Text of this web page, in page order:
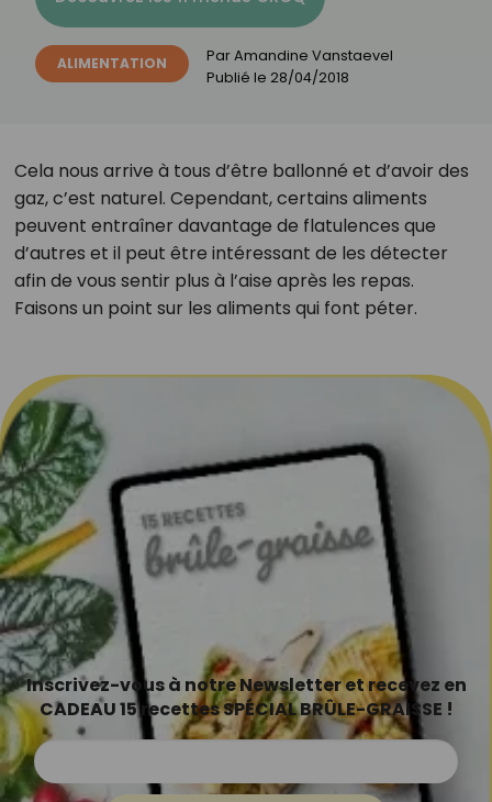
ALIMENTATION ParAmandine Vanstaevel
Publié le 28/04/2018
Cela nous arrive à tous d’être ballonné et d’avoir des
gaz, c’est naturel. Cependant, certains aliments
peuvent entraîner davantage de flatulences que
d’autres et il peut être intéressant de les détecter
afin de vous sentir plus à l’aise après les repas.
Faisons un point sur les aliments qui font péter.
Inscrivez-vous à notre Newsletter et recevez en
CADEAU 15 recettes SPÉCIAL BRÛLE-GRAISSE !